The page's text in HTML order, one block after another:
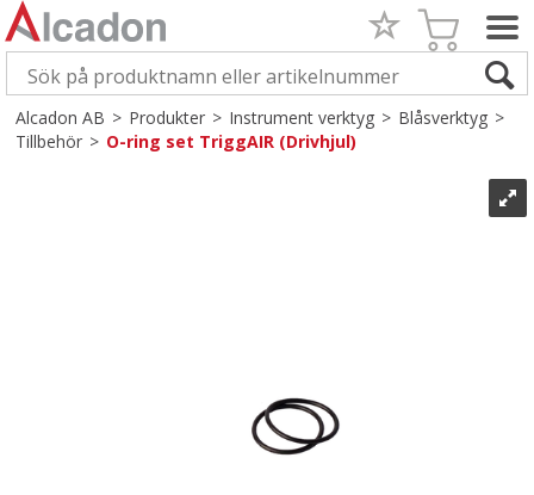
Alcadon AB>Produkter>Instrument verktyg>Blåsverktyg>
Tillbehör>O-ring set TriggAIR (Drivhjul)